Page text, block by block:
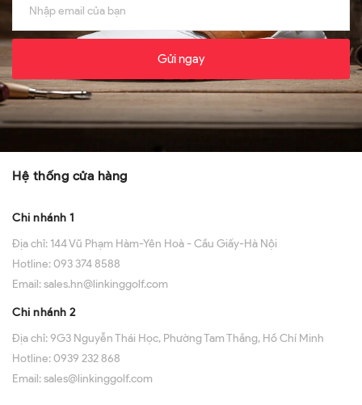
Gửi ngay
Hệ thống cửa hàng
Chi nhánh 1
Địa chỉ: 144 Vũ Phạm Hàm-Yên Hoà - Cầu Giấy-Hà Nội
Hotline:093 374 8588
Email:sales.hn@linkinggolf.com
Chi nhánh 2
Địa chỉ:9G3 Nguyễn Thái Học, Phường Tam Thắng, Hồ Chí Minh
Hotline:0939 232 868
Email:sales@linkinggolf.com